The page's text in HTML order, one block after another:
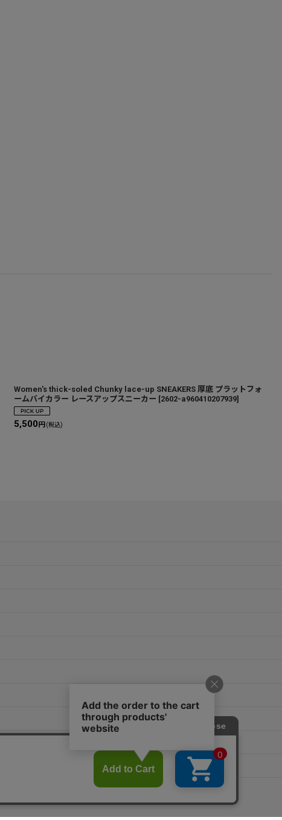
Women's thick-soled Chunky lace-up SNEAKERS 厚底 プラットフォ
ームバイカラー レースアップスニーカー [2602-a960410207939]
5,500円(税込)